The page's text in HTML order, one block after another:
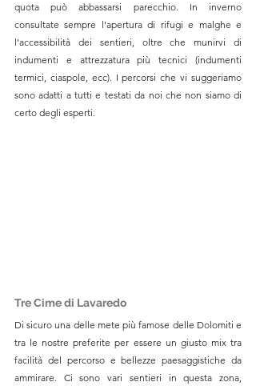
quota può abbassarsi parecchio. In inverno
consultate sempre l'apertura di rifugi e malghe e
l'accessibilità dei sentieri, oltre che munirvi di
indumenti e attrezzatura più tecnici (indumenti
termici, ciaspole, ecc). I percorsi che vi suggeriamo
sono adatti a tutti e testati da noi che non siamo di
certo degli esperti.
Tre Cime di Lavaredo
Di sicuro una delle mete più famose delle Dolomiti e
tra le nostre preferite per essere un giusto mix tra
facilità del percorso e bellezze paesaggistiche da
ammirare. Ci sono vari sentieri in questa zona,